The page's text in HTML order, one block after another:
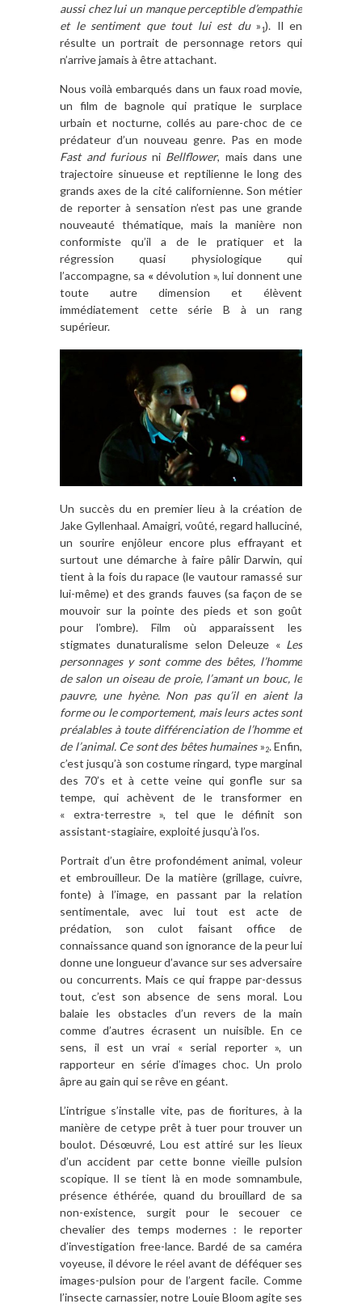
aussi chez lui un manque perceptible d’empathie
et le sentiment que tout lui est du »1). Il en
résulte un portrait de personnage retors qui
n’arrive jamais à être attachant.
Nous voilà embarqués dans un faux road movie,
un film de bagnole qui pratique le surplace
urbain et nocturne, collés au pare-choc de ce
prédateur d’un nouveau genre. Pas en mode
Fast and furiousni Bellflower, mais dans une
trajectoire sinueuse et reptilienne le long des
grands axes de la cité californienne. Son métier
de reporter à sensation n’est pas une grande
nouveauté thématique, mais la manière non
conformiste qu’il a de le pratiquer et la
régression quasi physiologique qui
l’accompagne, sa «dévolution », lui donnent une
toute autre dimension et élèvent
immédiatement cette série B à un rang
supérieur.
Un succès du en premier lieu à la création de
Jake Gyllenhaal. Amaigri, voûté, regard halluciné,
un sourire enjôleur encore plus effrayant et
surtout une démarche à faire pâlir Darwin, qui
tient à la fois du rapace (le vautour ramassé sur
lui-même) et des grands fauves (sa façon de se
mouvoir sur la pointe des pieds et son goût
pour l’ombre). Film où apparaissent les
stigmates dunaturalisme selon Deleuze « Les
personnages y sont comme des bêtes, l’homme
de salon un oiseau de proie, l’amant un bouc, le
pauvre, une hyène. Non pas qu’il en aient la
forme ou le comportement, mais leurs actes sont
préalables à toute différenciation de l’homme et
de l’animal. Ce sont des bêtes humaines»2. Enfin,
c’est jusqu’à son costume ringard, type marginal
des 70’s et à cette veine qui gonfle sur sa
tempe, qui achèvent de le transformer en
« extra-terrestre », tel que le définit son
assistant-stagiaire, exploité jusqu’à l’os.
Portrait d’un être profondément animal, voleur
et embrouilleur. De la matière (grillage, cuivre,
fonte) à l’image, en passant par la relation
sentimentale, avec lui tout est acte de
prédation, son culot faisant office de
connaissance quand son ignorance de la peur lui
donne une longueur d’avance sur ses adversaire
ou concurrents. Mais ce qui frappe par-dessus
tout, c’est son absence de sens moral. Lou
balaie les obstacles d’un revers de la main
comme d’autres écrasent un nuisible. En ce
sens, il est un vrai « serial reporter », un
rapporteur en série d’images choc. Un prolo
âpre au gain qui se rêve en géant.
L’intrigue s’installe vite, pas de fioritures, à la
manière de cetype prêt à tuer pour trouver un
boulot. Désœuvré, Lou est attiré sur les lieux
d’un accident par cette bonne vieille pulsion
scopique. Il se tient là en mode somnambule,
présence éthérée, quand du brouillard de sa
non-existence, surgit pour le secouer ce
chevalier des temps modernes : le reporter
d’investigation free-lance. Bardé de sa caméra
voyeuse, il dévore le réel avant de déféquer ses
images-pulsion pour de l’argent facile. Comme
l’insecte carnassier, notre Louie Bloom agite ses